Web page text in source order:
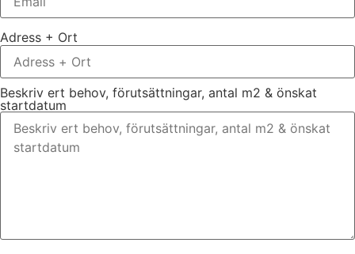
Adress + Ort
Beskriv ert behov, förutsättningar, antal m2 & önskat
startdatum